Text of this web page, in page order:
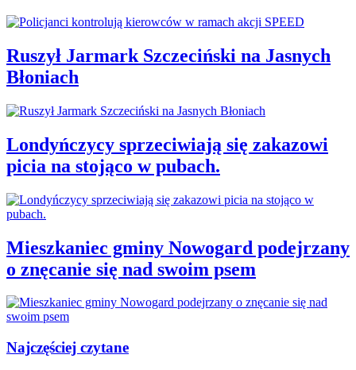
Ruszył Jarmark Szczeciński na Jasnych
Błoniach
Londyńczycy sprzeciwiają się zakazowi
picia na stojąco w pubach.
Mieszkaniec gminy Nowogard podejrzany
o znęcanie się nad swoim psem
Najczęściej czytane